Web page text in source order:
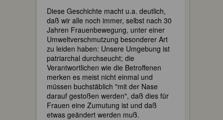
Diese Geschichte macht u.a. deutlich,
daß wir alle noch immer, selbst nach 30
Jahren Frauenbewegung, unter einer
Umweltverschmutzung besonderer Art
zu leiden haben: Unsere Umgebung ist
patriarchal durchseucht; die
Verantwortlichen wie die Betroffenen
merken es meist nicht einmal und
müssen buchstäblich "mit der Nase
darauf gestoßen werden", daß dies für
Frauen eine Zumutung ist und daß
etwas geändert werden muß.